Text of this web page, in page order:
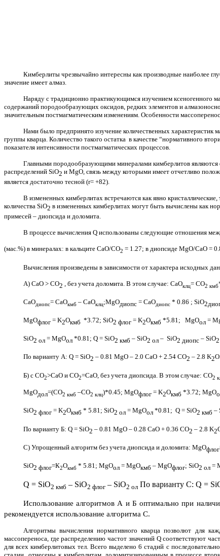
Кимберлиты чрезвычайно интересны как производные наиболее
значение имеет алмаз.
Наряду с традиционно практикующимся изучением ксеногенного
содержаний породообразующих оксидов, редких элементов и
значительным постмагматическим изменениям. Особенности
Нами было предпринято изучение количественных характеристик
группы кварца. Количество такого остатка в качестве “нормативного
показателя интенсивности постмагматических процессов.
Главными породообразующими минералами кимберлитов являются
распределений SiO2 и MgO, связь между которыми имеет отчетливо
является достаточно тесной (r= +82).
В измененных кимберлитах встречаются как явно
количества SiO2 в измененных кимберлитах могут быть вычислены как
примесей – диопсида и доломита.
В процессе вычисления Qиспользованы следующие отношения
(мас.%) в минералах: в кальците СаО/СО2 = 1.27; в диопсиде MgO/CaO =
Вычисления произведены в зависимости от характера исходных
А) СаО > CO2 , без учета доломита. В этом случае: СаОклц= СО2 кмб
СаОдиопс= СаОкмб – СаОклц;MgOдиопс= СаОдиопс * 0.86 ; SiO
MgOфлог= K2Oкмб *3.72; SiO2 флог= K2Oкмб *5.81; MgOол=
SiO2 ол= MgOол *0.81; Q= SiO2 кмб – SiO2 ол– SiO2 диопс– SiO
По варианту А: Q= SiO2 – 0.81 MgO– 2.0 CaO+ 2.54 CO2 – 2.8 K2O
Б) с СО2>CaOи СО2=CaО, без учета диопсида. В этом случае: СО2
MgOдол=(СО2 кмб –СО2 клц)*0.45; MgOфлог= K2Oкмб *3.72; MgO
SiO2 флог= K2Oкмб * 5.81; SiO2 ол= MgOол *0.81; Q= SiO2 кмб –
По варианту Б: Q= SiO2 – 0.81 MgO– 0.28 CaO+ 0.36 CO2 – 2.8 K2
С) Упрощенный алгоритм без учета диопсида и доломита: MgOфлог
SiO2 флог=К2Окмб * 5.81; MgOол= MgOкмб – MgOфлог; SiO2 ол=
Q = SiO2 кмб – SiO2 флог– SiO2 олПо варианту С: Q =
Использование алгоритмов А и Б оптимально при
рекомендуется использование алгоритма С.
Алгоритмы вычисления нормативного кварца позволют для
массопереноса, где распределению частот значений Qсоответствуют
для всех кимберлитовых тел. Всего выделено 6 стадий с